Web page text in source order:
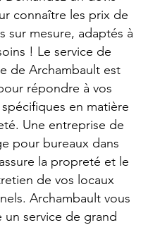
connaître les prix de
sur mesure, adaptés à
! Le service de
de Archambault est
répondre à vos
en matière
Une entreprise de
pour bureaux dans
la propreté et le
de vos locaux
Archambault vous
un service de grand